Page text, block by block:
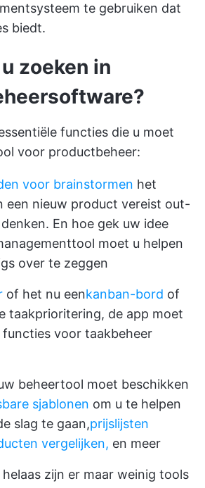
te gebruiken dat
biedt.
zoeken in
functies die u moet
voor productbeheer:
voor brainstormen het
een nieuw product vereist out-
En hoe gek uw idee
moet u helpen
over te zeggen
of het nu eenkanban-bord of
taakprioritering, de app moet
functies voor taakbeheer
beheertool moet beschikken
sjablonen om u te helpen
slag te gaan,prijslijsten
vergelijken, en meer
helaas zijn er maar weinig tools